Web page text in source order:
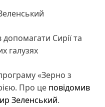
Сирії та
галузях
«Зерно з
Про це повідомив
Зеленський.